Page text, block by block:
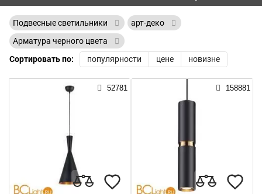
Подвесные светильники
арт-деко
Арматура черного цвета
Сортировать по:
популярности цене новизне
52781 158881